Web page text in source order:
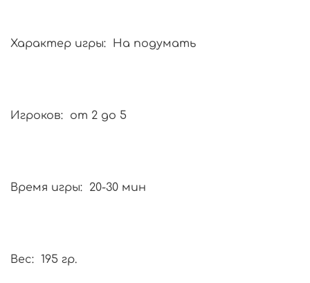
Характер игры: На подумать
Игроков: от 2 до 5
Время игры: 20-30 мин
Вес: 195 гр.